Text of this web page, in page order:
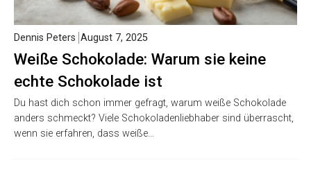
Weiße Schokolade: Warum sie keine
echte Schokolade ist
Dennis Peters August 7, 2025
Du hast dich schon immer gefragt, warum weiße Schokolade
anders schmeckt? Viele Schokoladenliebhaber sind überrascht,
wenn sie erfahren, dass weiße…